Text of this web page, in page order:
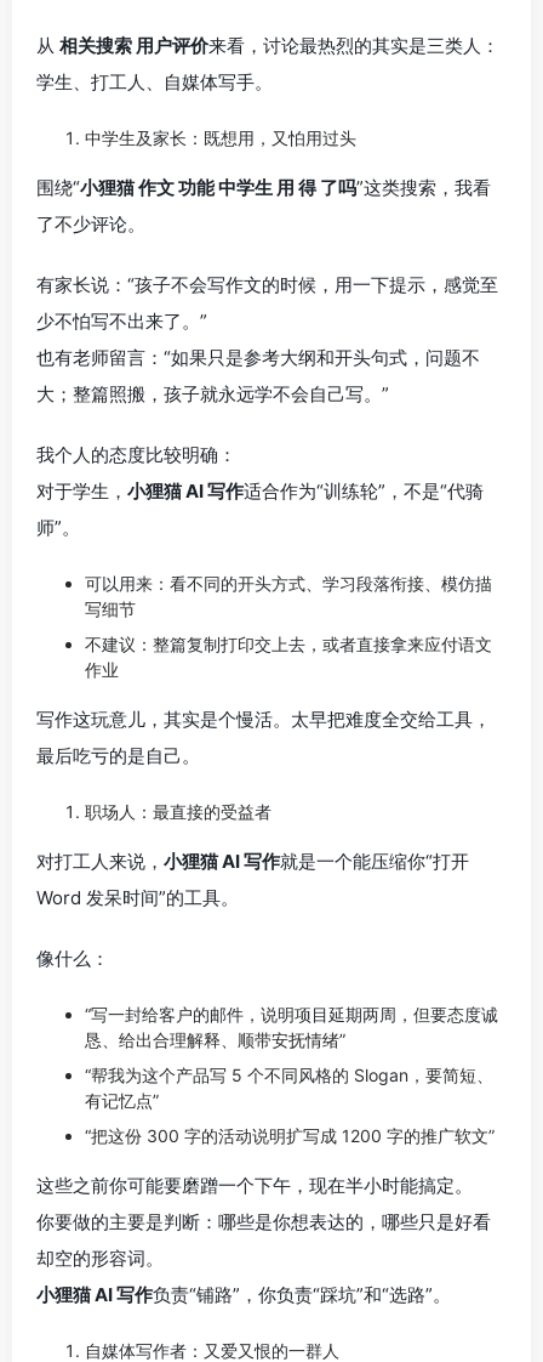
从 相关搜索 用户评价来看，讨论最热烈的其实是三类人：
学生、打工人、自媒体写手。
中学生及家长：既想用，又怕用过头
围绕“小狸猫 作文 功能 中学生 用 得 了吗”这类搜索，我看
了不少评论。
有家长说：“孩子不会写作文的时候，用一下提示，感觉至
少不怕写不出来了。”
也有老师留言：“如果只是参考大纲和开头句式，问题不
大；整篇照搬，孩子就永远学不会自己写。”
我个人的态度比较明确：
对于学生， 小狸猫 AI 写作适合作为“训练轮”，不是“代骑
师”。
可以用来：看不同的开头方式、学习段落衔接、模仿描
写细节
不建议：整篇复制打印交上去，或者直接拿来应付语文
作业
写作这玩意儿，其实是个慢活。太早把难度全交给工具，
最后吃亏的是自己。
职场人：最直接的受益者
对打工人来说， 小狸猫 AI 写作就是一个能压缩你“打开
Word 发呆时间”的工具。
像什么：
“写一封给客户的邮件，说明项目延期两周，但要态度诚
恳、给出合理解释、顺带安抚情绪”
“帮我为这个产品写 5 个不同风格的 Slogan，要简短、
有记忆点”
“把这份 300 字的活动说明扩写成 1200 字的推广软文”
这些之前你可能要磨蹭一个下午，现在半小时能搞定。
你要做的主要是判断：哪些是你想表达的，哪些只是好看
却空的形容词。
小狸猫 AI 写作负责“铺路”，你负责“踩坑”和“选路”。
自媒体写作者：又爱又恨的一群人